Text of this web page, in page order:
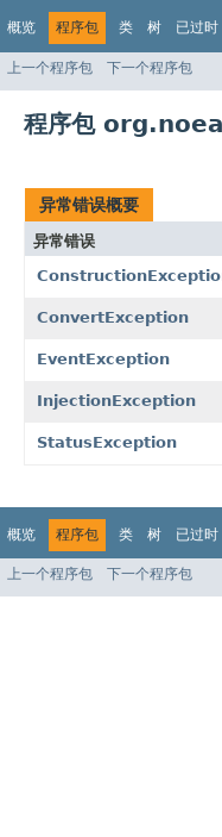
概览 程序包 类 树 已过时
上一个程序包 下一个程序包
程序包
异常错误概要
异常错误
ConvertException
EventException
InjectionException
StatusException
概览 程序包 类 树 已过时
上一个程序包 下一个程序包